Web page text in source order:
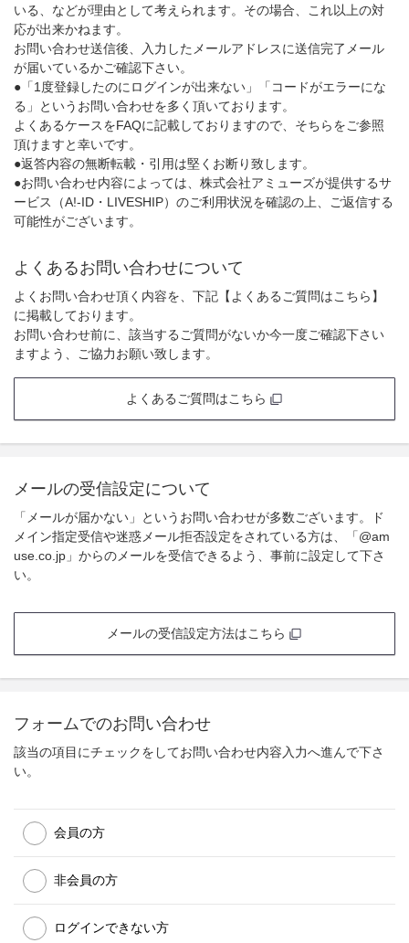
いる、などが理由として考えられます。その場合、これ以上の対
応が出来かねます。
お問い合わせ送信後、入力したメールアドレスに送信完了メール
が届いているかご確認下さい。
●「1度登録したのにログインが出来ない」「コードがエラーにな
る」というお問い合わせを多く頂いております。
よくあるケースをFAQに記載しておりますので、そちらをご参照
頂けますと幸いです。
●返答内容の無断転載・引用は堅くお断り致します。
●お問い合わせ内容によっては、株式会社アミューズが提供するサ
ービス（A!-ID・LIVESHIP）のご利用状況を確認の上、ご返信する
可能性がございます。
よくあるお問い合わせについて
よくお問い合わせ頂く内容を、下記【よくあるご質問はこちら】
に掲載しております。
お問い合わせ前に、該当するご質問がないか今一度ご確認下さい
ますよう、ご協力お願い致します。
よくあるご質問はこちら
メールの受信設定について
「メールが届かない」というお問い合わせが多数ございます。ド
メイン指定受信や迷惑メール拒否設定をされている方は、「@am
use.co.jp」からのメールを受信できるよう、事前に設定して下さ
い。
メールの受信設定方法はこちら
フォームでのお問い合わせ
該当の項目にチェックをしてお問い合わせ内容入力へ進んで下さ
い。
会員の方
非会員の方
ログインできない方